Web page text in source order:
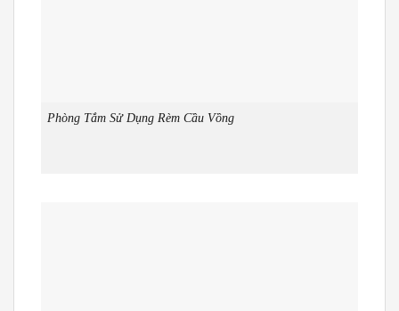
Phòng Tắm Sử Dụng Rèm Cầu Vồng